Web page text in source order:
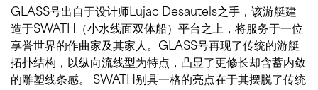
GLASS号出自于设计师Lujac Desautels之手，该游艇建
造于SWATH（小水线面双体船）平台之上，将服务于一位
享誉世界的作曲家及其家人。GLASS号再现了传统的游艇
拓扑结构，以纵向流线型为特点，凸显了更修长却含蓄内敛
的雕塑线条感。 SWATH别具一格的亮点在于其摆脱了传统